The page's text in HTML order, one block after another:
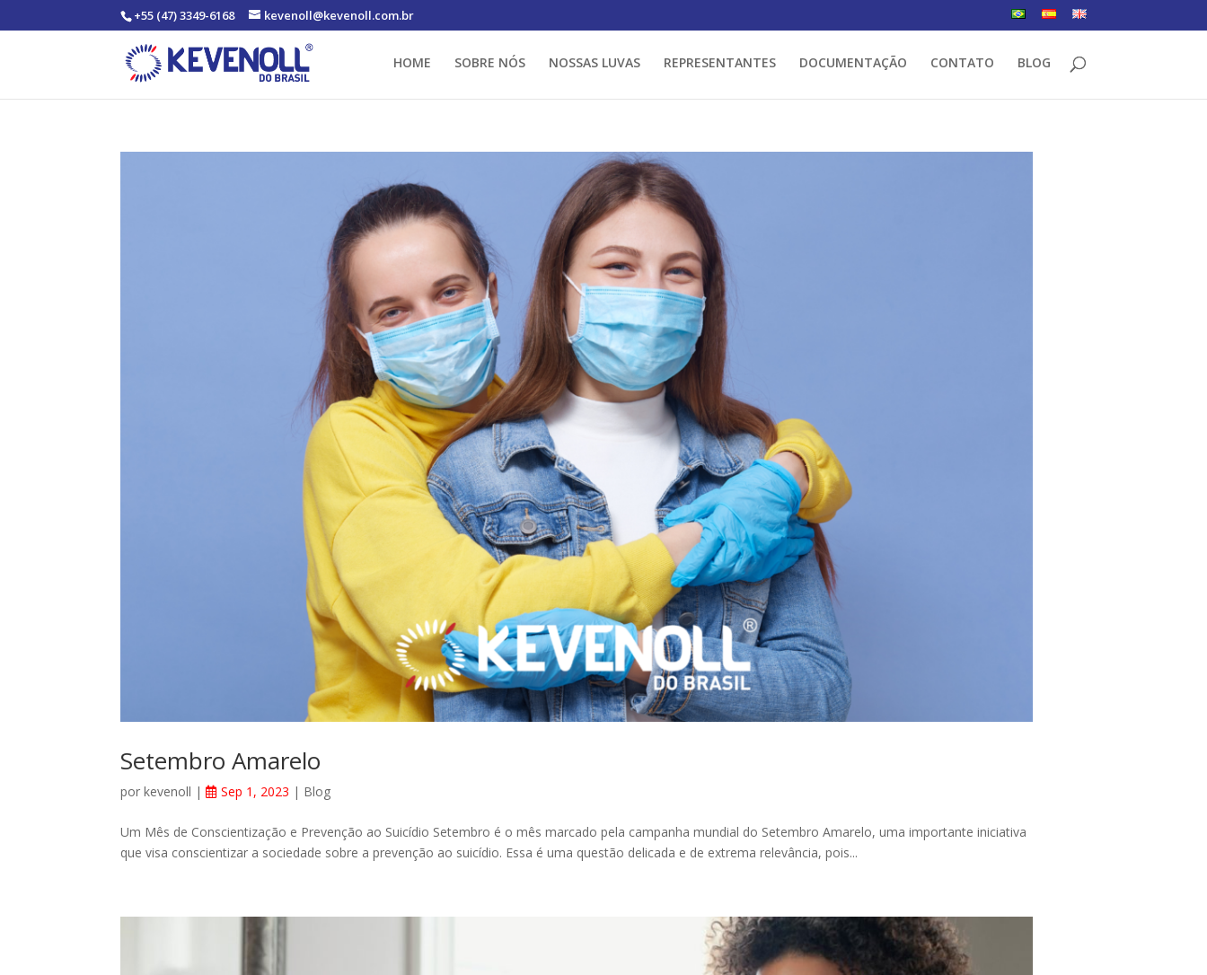
+55 (47) 3349-6168 kevenoll@kevenoll.com.br
HOME SOBRE NÓS NOSSAS LUVAS REPRESENTANTES DOCUMENTAÇÃO CONTATO BLOG
Setembro Amarelo
porkevenoll | Sep 1, 2023 | Blog
Um Mês de Conscientização e Prevenção ao Suicídio Setembro é o mês marcado pela campanha mundial do Setembro Amarelo, uma importante iniciativa
que visa conscientizar a sociedade sobre a prevenção ao suicídio. Essa é uma questão delicada e de extrema relevância, pois...